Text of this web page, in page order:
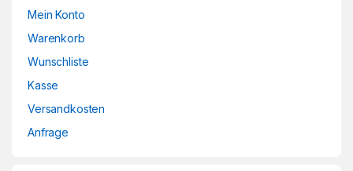
Mein Konto
Warenkorb
Wunschliste
Kasse
Versandkosten
Anfrage